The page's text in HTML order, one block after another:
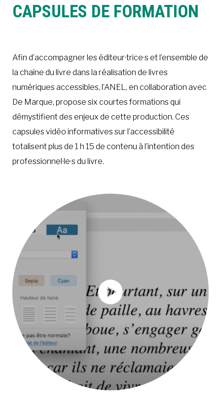
CALENDRIER
À PROPOS DEVENIR MEMBRE
CAPSULES DE FORMATION
Afin d’accompagner les éditeur·trice·s et l’ensemble de
la chaîne du livre dans la réalisation de livres
numériques accessibles, l’ANEL, en collaboration avec
De Marque, propose six courtes formations qui
démystifient des enjeux de cette production. Ces
capsules vidéo informatives sur l’accessibilité
totalisent plus de 1 h 15 de contenu à l’intention des
professionnel·le·s du livre.